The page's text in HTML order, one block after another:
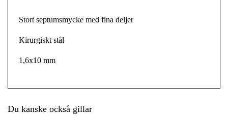
Stort septumsmycke med fina deljer
Kirurgiskt stål
1,6x10 mm
Du kanske också gillar